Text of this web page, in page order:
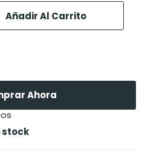
Añadir Al Carrito
Ahora
stock